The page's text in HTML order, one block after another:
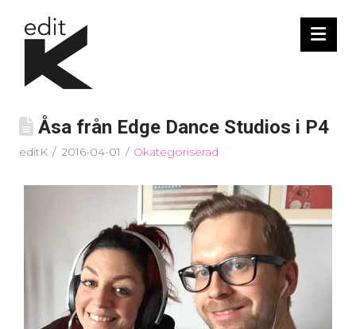
Åsa från Edge Dance Studios i P4
editK 2016-04-01 Okategoriserad